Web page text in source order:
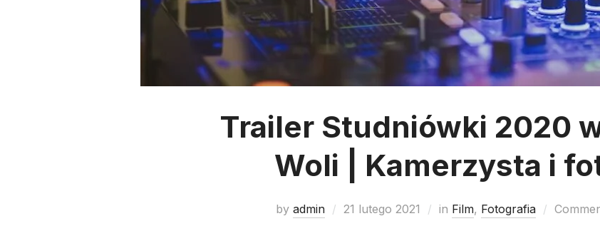
Trailer Studniówki 2020
Woli | Kamerzysta i
by admin 21 lutego 2021 in Film, Fotografia